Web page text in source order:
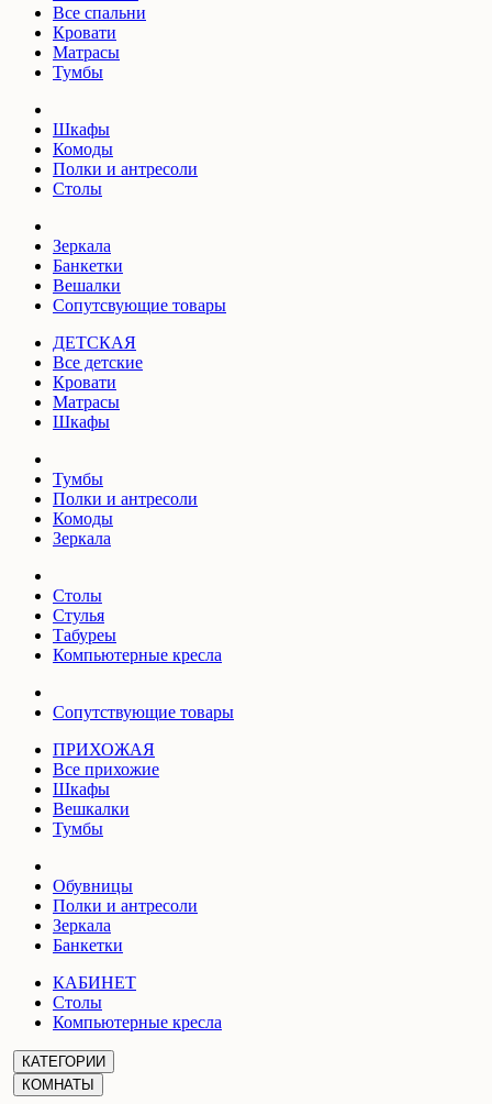
Все спальни
Кровати
Матрасы
Тумбы
Шкафы
Комоды
Полки и антресоли
Столы
Зеркала
Банкетки
Вешалки
Сопутсвующие товары
ДЕТСКАЯ
Все детские
Кровати
Матрасы
Шкафы
Тумбы
Полки и антресоли
Комоды
Зеркала
Столы
Стулья
Табуреы
Компьютерные кресла
Сопутствующие товары
ПРИХОЖАЯ
Все прихожие
Шкафы
Вешкалки
Тумбы
Обувницы
Полки и антресоли
Зеркала
Банкетки
КАБИНЕТ
Столы
Компьютерные кресла
КАТЕГОРИИ
КОМНАТЫ